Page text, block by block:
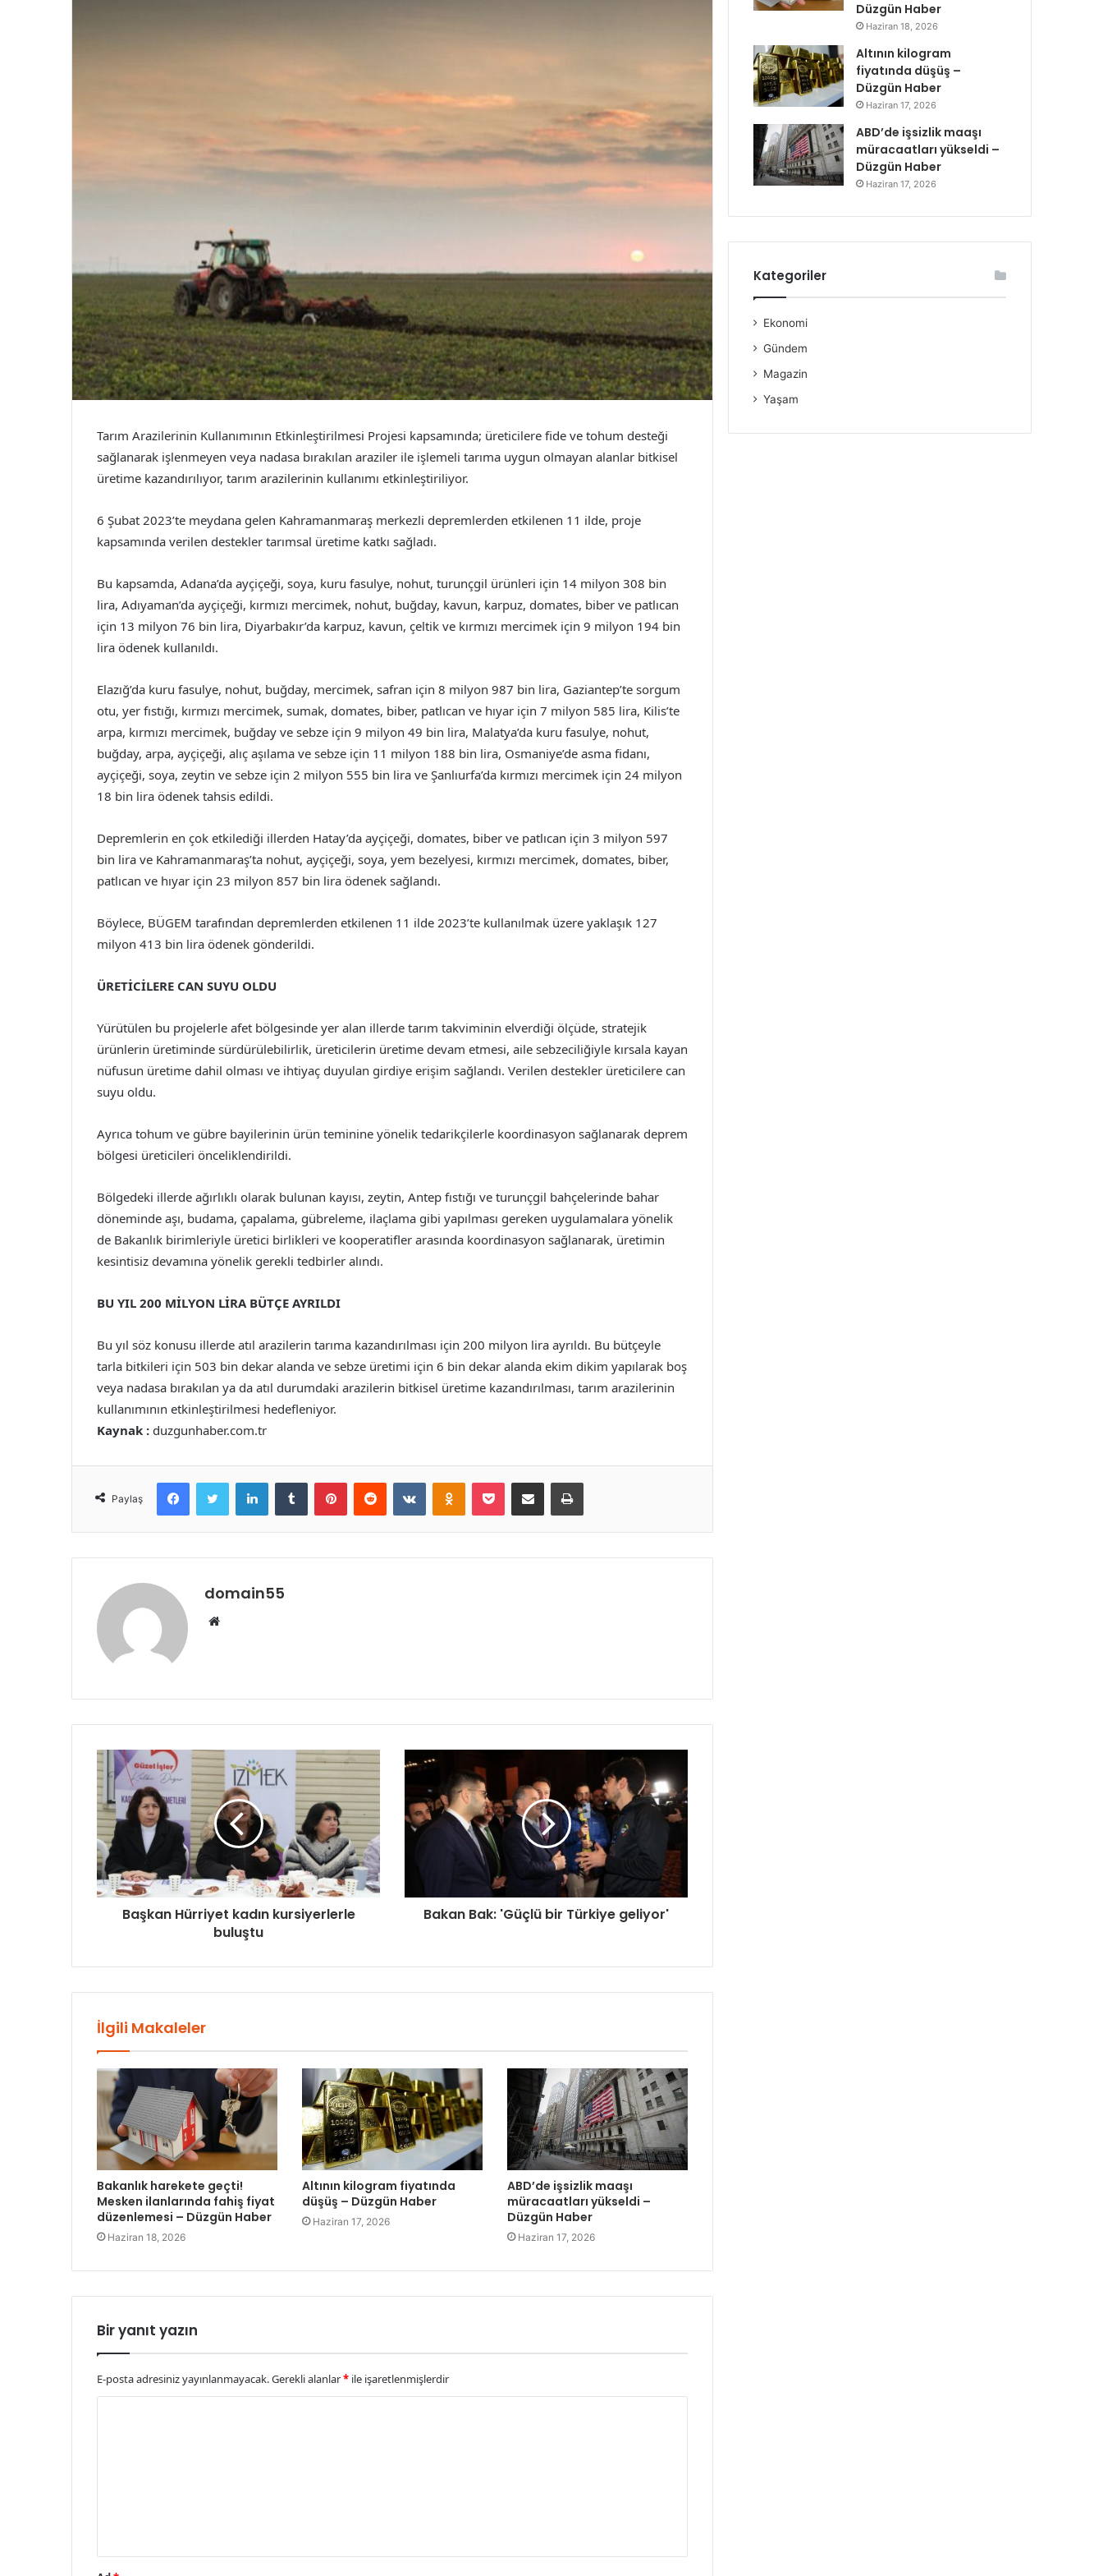
Tarım Arazilerinin Kullanımının Etkinleştirilmesi Projesi kapsamında; üreticilere fide ve tohum desteği
sağlanarak işlenmeyen veya nadasa bırakılan araziler ile işlemeli tarıma uygun olmayan alanlar bitkisel
üretime kazandırılıyor, tarım arazilerinin kullanımı etkinleştiriliyor.
6 Şubat 2023’te meydana gelen Kahramanmaraş merkezli depremlerden etkilenen 11 ilde, proje
kapsamında verilen destekler tarımsal üretime katkı sağladı.
Bu kapsamda, Adana’da ayçiçeği, soya, kuru fasulye, nohut, turunçgil ürünleri için 14 milyon 308 bin
lira, Adıyaman’da ayçiçeği, kırmızı mercimek, nohut, buğday, kavun, karpuz, domates, biber ve patlıcan
için 13 milyon 76 bin lira, Diyarbakır’da karpuz, kavun, çeltik ve kırmızı mercimek için 9 milyon 194 bin
lira ödenek kullanıldı.
Elazığ’da kuru fasulye, nohut, buğday, mercimek, safran için 8 milyon 987 bin lira, Gaziantep’te sorgum
otu, yer fıstığı, kırmızı mercimek, sumak, domates, biber, patlıcan ve hıyar için 7 milyon 585 lira, Kilis’te
arpa, kırmızı mercimek, buğday ve sebze için 9 milyon 49 bin lira, Malatya’da kuru fasulye, nohut,
buğday, arpa, ayçiçeği, alıç aşılama ve sebze için 11 milyon 188 bin lira, Osmaniye’de asma fidanı,
ayçiçeği, soya, zeytin ve sebze için 2 milyon 555 bin lira ve Şanlıurfa’da kırmızı mercimek için 24 milyon
18 bin lira ödenek tahsis edildi.
Depremlerin en çok etkilediği illerden Hatay’da ayçiçeği, domates, biber ve patlıcan için 3 milyon 597
bin lira ve Kahramanmaraş’ta nohut, ayçiçeği, soya, yem bezelyesi, kırmızı mercimek, domates, biber,
patlıcan ve hıyar için 23 milyon 857 bin lira ödenek sağlandı.
Böylece, BÜGEM tarafından depremlerden etkilenen 11 ilde 2023’te kullanılmak üzere yaklaşık 127
milyon 413 bin lira ödenek gönderildi.
ÜRETİCİLERE CAN SUYU OLDU
Yürütülen bu projelerle afet bölgesinde yer alan illerde tarım takviminin elverdiği ölçüde, stratejik
ürünlerin üretiminde sürdürülebilirlik, üreticilerin üretime devam etmesi, aile sebzeciliğiyle kırsala kayan
nüfusun üretime dahil olması ve ihtiyaç duyulan girdiye erişim sağlandı. Verilen destekler üreticilere can
suyu oldu.
Ayrıca tohum ve gübre bayilerinin ürün teminine yönelik tedarikçilerle koordinasyon sağlanarak deprem
bölgesi üreticileri önceliklendirildi.
Bölgedeki illerde ağırlıklı olarak bulunan kayısı, zeytin, Antep fıstığı ve turunçgil bahçelerinde bahar
döneminde aşı, budama, çapalama, gübreleme, ilaçlama gibi yapılması gereken uygulamalara yönelik
de Bakanlık birimleriyle üretici birlikleri ve kooperatifler arasında koordinasyon sağlanarak, üretimin
kesintisiz devamına yönelik gerekli tedbirler alındı.
BU YIL 200 MİLYON LİRA BÜTÇE AYRILDI
Bu yıl söz konusu illerde atıl arazilerin tarıma kazandırılması için 200 milyon lira ayrıldı. Bu bütçeyle
tarla bitkileri için 503 bin dekar alanda ve sebze üretimi için 6 bin dekar alanda ekim dikim yapılarak boş
veya nadasa bırakılan ya da atıl durumdaki arazilerin bitkisel üretime kazandırılması, tarım arazilerinin
kullanımının etkinleştirilmesi hedefleniyor.
Kaynak : duzgunhaber.com.tr
Paylaş
FacebookTwitter LinkedInTumblr PinterestReddit VKontakteOdnoklassniki
Pocket E-Posta ile paylaş Yazdır
domain55
Web
Başkan Hürriyet kadın kursiyerlerle
buluştu
Bakan Bak: 'Güçlü bir Türkiye geliyor'
İlgili Makaleler
Bakanlık harekete geçti!
Mesken ilanlarında fahiş fiyat
düzenlemesi – Düzgün Haber
Haziran 18, 2026
Altının kilogram fiyatında
düşüş – Düzgün Haber
Haziran 17, 2026
ABD’de işsizlik maaşı
müracaatları yükseldi –
Düzgün Haber
Haziran 17, 2026
Bir yanıt yazın
E-posta adresiniz yayınlanmayacak.Gerekli alanlar* ile işaretlenmişlerdir
Düzgün Haber
Haziran 18, 2026
Altının kilogram
fiyatında düşüş –
Düzgün Haber
Haziran 17, 2026
ABD’de işsizlik maaşı
müracaatları yükseldi –
Düzgün Haber
Haziran 17, 2026
Kategoriler
Ekonomi
Gündem
Magazin
Yaşam